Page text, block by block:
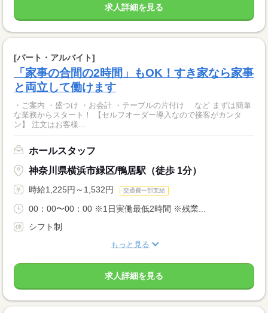
求人詳細を見る
[パート・アルバイト]
「家事の合間の2時間」もOK！すき家なら家事
と両立して働けます
・ご案内 ・盛つけ ・お会計 ・テーブルの片付け など まずは簡単
な業務からスタート！ 【セルフオーダー導入なので接客がカンタ
ン】 注文はお客様...
ホールスタッフ
神奈川県横浜市緑区/鴨居駅（徒歩 1分）
時給1,225円～1,532円 交通費一部支給
00：00〜00：00 ※1日実働最低2時間 ※残業...
シフト制
もっと見る
求人詳細を見る